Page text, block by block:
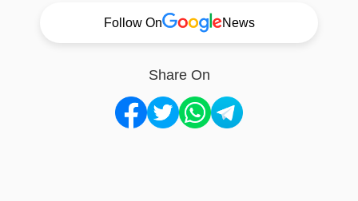
Follow On News
Share On